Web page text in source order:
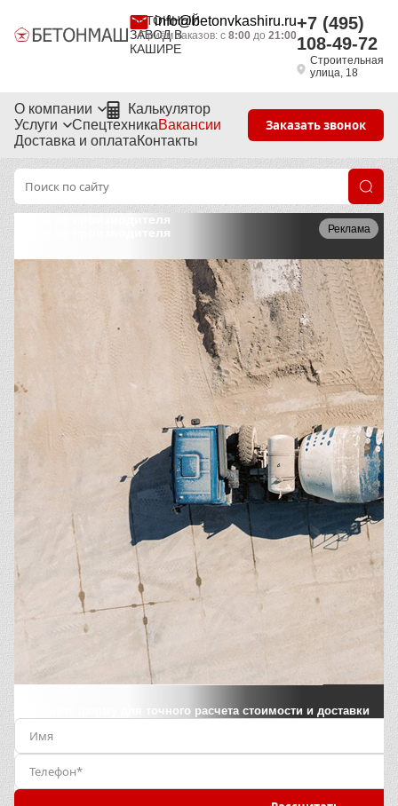
БЕТОННЫЙ
ЗАВОД В
КАШИРЕ
info@betonvkashiru.ru
Приём заказов: с 8:00 до 21:00
+7 (495)
108-49-72
Строительная
улица, 18
О компании
Калькулятор
Услуги
СпецтехникаВакансии
Доставка и оплатаКонтакты
Заказать звонок
Реклама
Бетон от производителя
Бетон от производителя
Заполните форму для точного расчета стоимости и доставки